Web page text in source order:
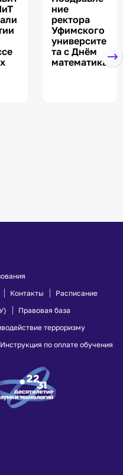
ние
ректора
Уфимского
университе
та с Днём
математика
Контакты
Расписание
Правовая база
терроризму
Инструкция по оплате обучения